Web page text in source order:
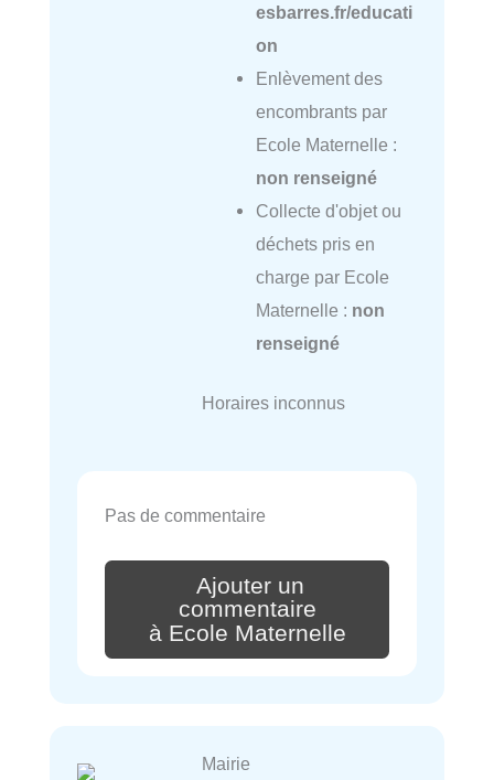
esbarres.fr/educati
on
Enlèvement des
encombrants par
Ecole Maternelle :
non renseigné
Collecte d'objet ou
déchets pris en
charge par Ecole
Maternelle : non
renseigné
Horaires inconnus
Pas de commentaire
Ajouter un
commentaire
à Ecole Maternelle
Mairie